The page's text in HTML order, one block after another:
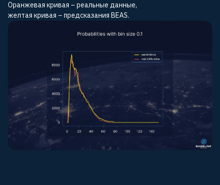
Оранжевая кривая – реальные данные,
желтая кривая – предсказания BEAS.